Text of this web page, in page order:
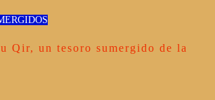
Qir, un tesoro sumergido de la